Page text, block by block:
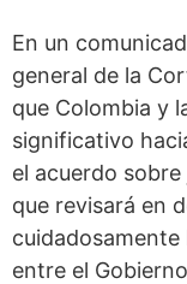
En un
general de la
que Colombia y
significativo
el acuerdo
que revisará en
entre el